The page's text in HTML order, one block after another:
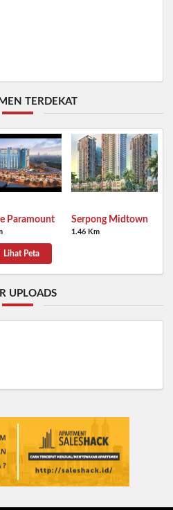
TERDEKAT
Paramount Serpong Midtown
1.46 Km
Lihat Peta
UPLOADS